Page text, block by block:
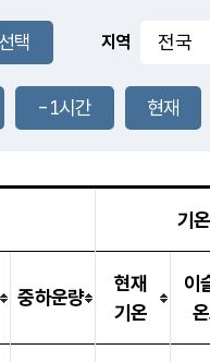
25.1
지역
-1시간 현재
기
중하운량
현재
기온
이